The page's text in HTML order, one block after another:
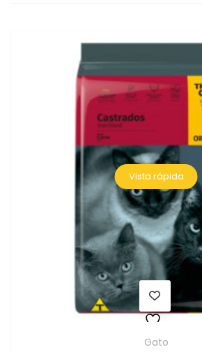
Vista rápida
Gato